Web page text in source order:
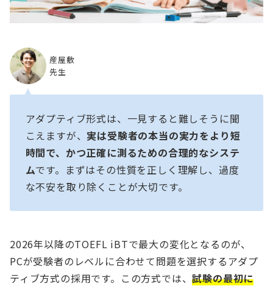
産屋敷
先生
アダプティブ形式は、一見すると難しそうに聞
こえますが、 実は受験者の本当の実力をより短
時間で、かつ正確に測るための合理的なシステ
ムです。まずはその性質を正しく理解し、過度
な不安を取り除くことが大切です。
2026年以降のTOEFL iBTで最大の変化となるのが、
PCが受験者のレベルに合わせて問題を選択するアダプ
ティブ方式の採用です。この方式では、試験の最初に